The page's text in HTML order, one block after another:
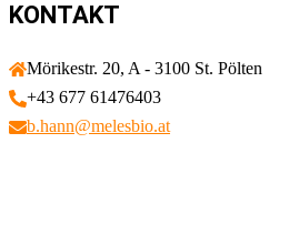
KONTAKT
Mörikestr. 20, A - 3100 St. Pölten
+43 677 61476403
b.hann@melesbio.at